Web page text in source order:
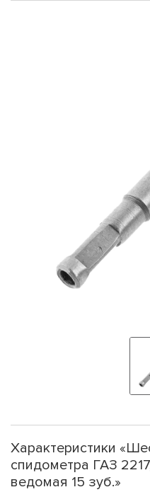
Характеристики
спидометра ГАЗ
ведомая 15 зуб.»